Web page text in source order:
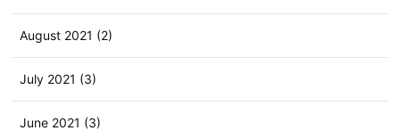
August 2021 (2)
July 2021 (3)
June 2021 (3)